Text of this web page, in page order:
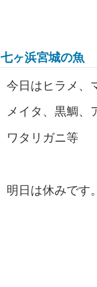
七ヶ浜宮城の魚
今日はヒラメ、
メイタ、黒鯛、
ワタリガニ等
明日は休みです